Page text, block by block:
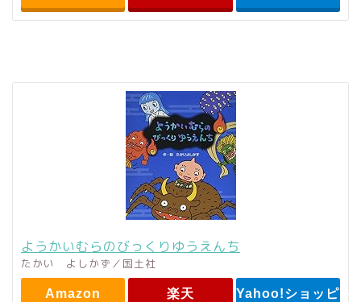
ようかいむらのびっくりゆうえんち
たかい よしかず／国土社
Amazon 楽天 Yahoo!ショッピン